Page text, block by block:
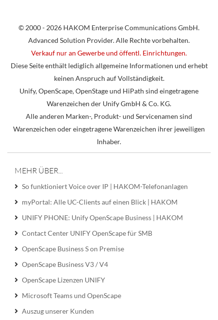
© 2000 - 2026 HAKOM Enterprise Communications GmbH.
Advanced Solution Provider. Alle Rechte vorbehalten.
Verkauf nur an Gewerbe und öffentl. Einrichtungen.
Diese Seite enthält lediglich allgemeine Informationen und erhebt
keinen Anspruch auf Vollständigkeit.
Unify, OpenScape, OpenStage und HiPath sind eingetragene
Warenzeichen der Unify GmbH & Co. KG.
Alle anderen Marken-, Produkt- und Servicenamen sind
Warenzeichen oder eingetragene Warenzeichen ihrer jeweiligen
Inhaber.
MEHR ÜBER...
So funktioniert Voice over IP | HAKOM-Telefonanlagen
myPortal: Alle UC-Clients auf einen Blick | HAKOM
UNIFY PHONE: Unify OpenScape Business | HAKOM
Contact Center UNIFY OpenScape für SMB
OpenScape Business S on Premise
OpenScape Business V3 / V4
OpenScape Lizenzen UNIFY
Microsoft Teams und OpenScape
Auszug unserer Kunden